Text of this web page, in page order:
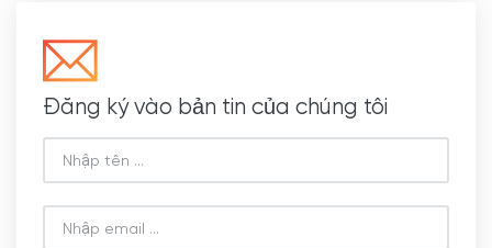
Đăng ký vào bản tin của chúng tôi